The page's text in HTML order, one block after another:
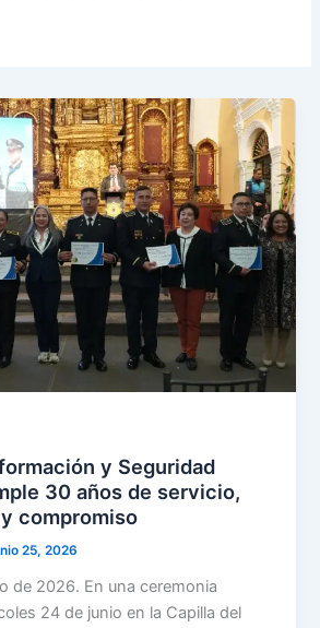
y Seguridad
30 años de servicio,
compromiso
25, 2026
de 2026. En una ceremonia
24 de junio en la Capilla del